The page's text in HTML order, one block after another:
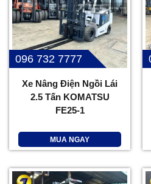
096 732 7777
Xe Nâng Điện Ngồi Lái
2.5 Tấn KOMATSU
FE25-1
MUA NGAY